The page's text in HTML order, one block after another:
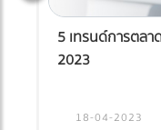
5 เทรนด์การตล
2023
18-04-2023